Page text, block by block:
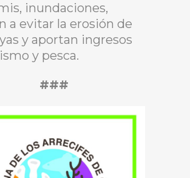
inundaciones,
a evitar la erosión de
y aportan ingresos
y pesca.
###